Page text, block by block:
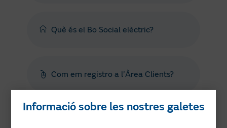
Què és el Bo Social elèctric?
Com em registro a l’Àrea Clients?
Informació sobre les nostres galetes